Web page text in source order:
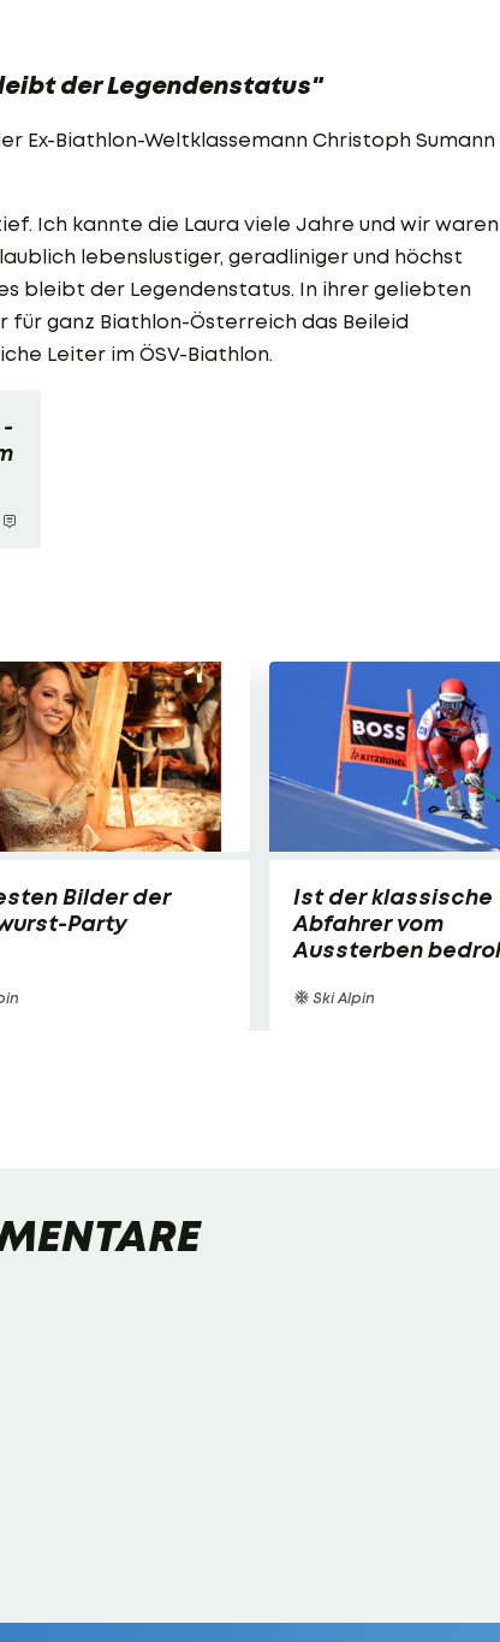
der Legendenstatus"
Ex-Biathlon-Weltklassemann Christoph Sumann
Ich kannte die Laura viele Jahre und wir waren
lebenslustiger, geradliniger und höchst
bleibt der Legendenstatus. In ihrer geliebten
für ganz Biathlon-Österreich das Beileid
Leiter im ÖSV-Biathlon.
Bilder der
Party
Ist der klassische
Abfahrer vom
Aussterben
Ski Alpin